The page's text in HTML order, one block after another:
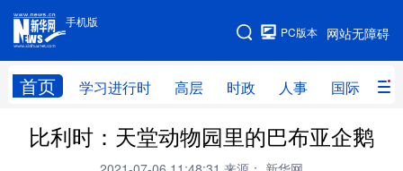
手机版
网站无障碍
PC版本
首页 学习进行时 高层 时政 人事 国际 财
手机版
网站地图
学习进行时 高层 时政 人事
比利时：天堂动物园里的巴布亚企鹅